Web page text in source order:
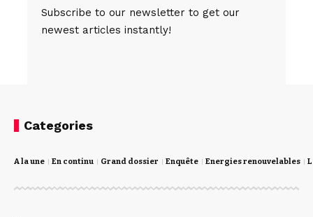
Subscribe to our newsletter to get our
newest articles instantly!
Categories
A la une En continu Grand dossier Enquête Energies renouvelables